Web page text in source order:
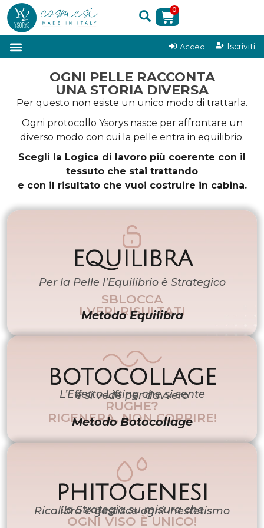
0
Accedi Iscriviti
OGNI PELLE RACCONTA
UNA STORIA DIVERSA
Per questo non esiste un unico modo di trattarla.
Ogni protocollo Ysorys nasce per affrontare un
diverso modo con cui la pelle entra in equilibrio.
Scegli la Logica di lavoro più coerente con il
tessuto che stai trattando
e con il risultato che vuoi costruire in cabina.
EQUILIBRA
Per la Pelle l’Equilibrio è Strategico
SBLOCCA
I VERI RISULTATI
Metodo Equilibra
BOTOCOLLAGE
L’Effetto Lifting che si sente
e si vede per davvero
RUGHE?
RIGENERA, NON COPRIRE!
Metodo Botocollage
PHITOGENESI
La Strategia su misura che
Ricalibra e gestisce ogni Inestetismo
OGNI VISO È UNICO!